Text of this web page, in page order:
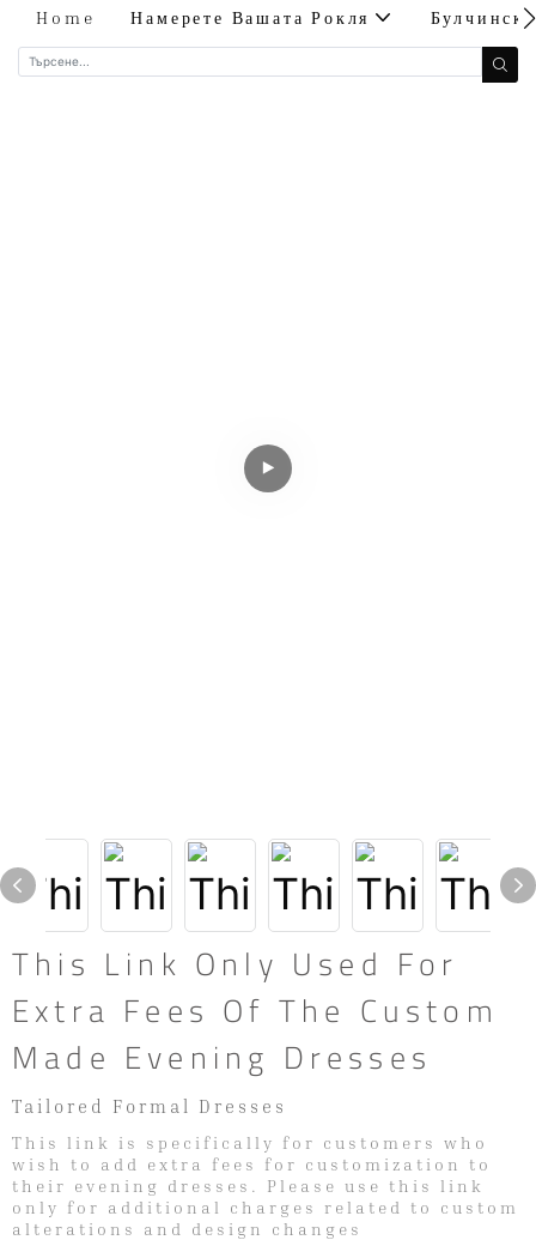
Home Намерете Вашата Рокля
This Link Only Used For
Extra Fees Of The Custom
Made Evening Dresses
Tailored Formal Dresses
This link is specifically for customers who
wish to add extra fees for customization to
their evening dresses. Please use this link
only for additional charges related to custom
alterations and design changes